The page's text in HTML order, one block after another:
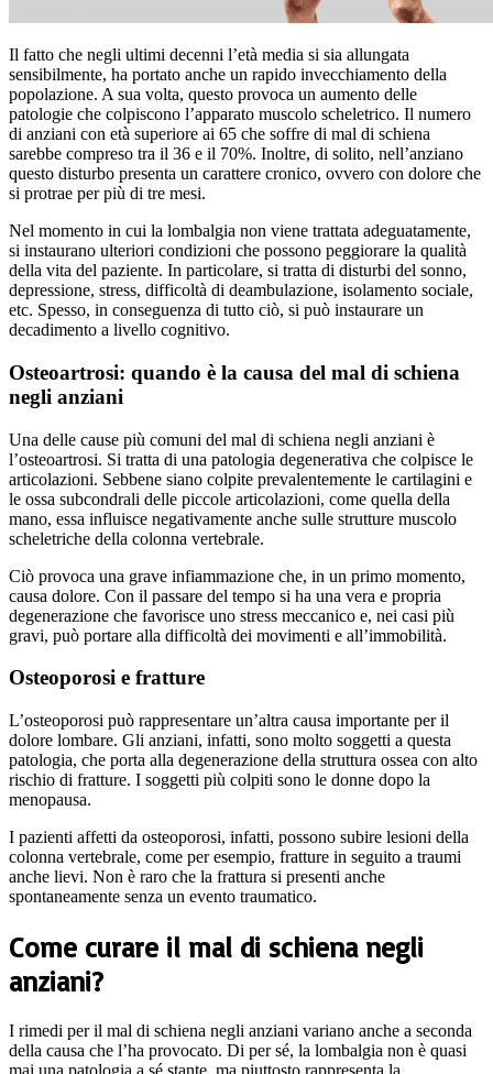
Il fatto che negli ultimi decenni l’età media si sia allungata
sensibilmente, ha portato anche un rapido invecchiamento della
popolazione. A sua volta, questo provoca un aumento delle
patologie che colpiscono l’apparato muscolo scheletrico. Il numero
di anziani con età superiore ai 65 che soffre di mal di schiena
sarebbe compreso tra il 36 e il 70%. Inoltre, di solito, nell’anziano
questo disturbo presenta un carattere cronico, ovvero con dolore che
si protrae per più di tre mesi.
Nel momento in cui la lombalgia non viene trattata adeguatamente,
si instaurano ulteriori condizioni che possono peggiorare la qualità
della vita del paziente. In particolare, si tratta di disturbi del sonno,
depressione, stress, difficoltà di deambulazione, isolamento sociale,
etc. Spesso, in conseguenza di tutto ciò, si può instaurare un
decadimento a livello cognitivo.
Osteoartrosi: quando è la causa del mal di schiena
negli anziani
Una delle cause più comuni del mal di schiena negli anziani è
l’osteoartrosi. Si tratta di una patologia degenerativa che colpisce le
articolazioni. Sebbene siano colpite prevalentemente le cartilagini e
le ossa subcondrali delle piccole articolazioni, come quella della
mano, essa influisce negativamente anche sulle strutture muscolo
scheletriche della colonna vertebrale.
Ciò provoca una grave infiammazione che, in un primo momento,
causa dolore. Con il passare del tempo si ha una vera e propria
degenerazione che favorisce uno stress meccanico e, nei casi più
gravi, può portare alla difficoltà dei movimenti e all’immobilità.
Osteoporosi e fratture
L’osteoporosi può rappresentare un’altra causa importante per il
dolore lombare. Gli anziani, infatti, sono molto soggetti a questa
patologia, che porta alla degenerazione della struttura ossea con alto
rischio di fratture. I soggetti più colpiti sono le donne dopo la
menopausa.
I pazienti affetti da osteoporosi, infatti, possono subire lesioni della
colonna vertebrale, come per esempio, fratture in seguito a traumi
anche lievi. Non è raro che la frattura si presenti anche
spontaneamente senza un evento traumatico.
Come curare il mal di schiena negli
anziani?
I rimedi per il mal di schiena negli anziani variano anche a seconda
della causa che l’ha provocato. Di per sé, la lombalgia non è quasi
mai una patologia a sé stante, ma piuttosto rappresenta la